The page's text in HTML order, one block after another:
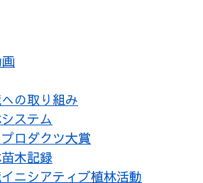
の取り組み
ステム
ロダクツ大賞
木記録
ニシアティブ植林活動